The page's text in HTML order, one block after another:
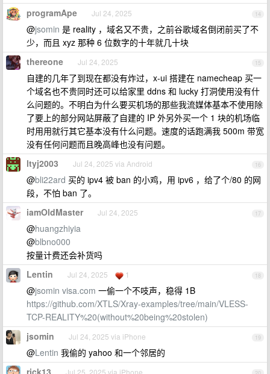
14
programApe Jul 24, 2025
@jsomin 是 reality ，域名又不贵，之前谷歌域名倒闭前买了不
少，而且 xyz 那种 6 位数字的十年就几十块
15
thereone Jul 24, 2025
自建的几年了到现在都没有炸过，x-ui 搭建在 namecheap 买一
个域名也不贵同时还可以给家里 ddns 和 lucky 打洞使用没有什
么问题的。不明白为什么要买机场的那些我流媒体基本不使用除
了要上的部分网站屏蔽了自建的 IP 外另外买一个 1 块的机场临
时用用就行其它基本没有什么问题。速度的话跑满我 500m 带宽
没有任何问题而且晚高峰也没有问题。
16
ltyj2003 Jul 24, 2025 via Android
@bli22ard 买的 ipv4 被 ban 的小鸡，用 ipv6 ，给了个/80 的网
段，不怕 ban 了。
17
iamOldMaster Jul 24, 2025
@huangzhiyia
@blbno000
按量计费还会补货吗
18
Lentin Jul 24, 2025 1
@jsomin visa.com 一偷一个不吱声，稳得 1B
https://github.com/XTLS/Xray-examples/tree/main/VLESS-
TCP-REALITY%20(without%20being%20stolen)
19
jsomin Jul 24, 2025 via iPhone
@Lentin 我偷的 yahoo 和一个邻居的
rick13 Jul 25, 2025 via iPhone